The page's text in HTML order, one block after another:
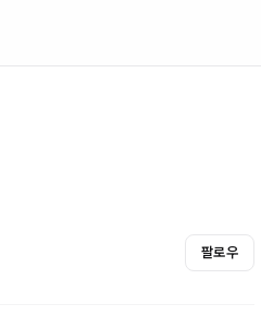
팔로우